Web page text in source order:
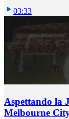
03:33
Aspettando la
Melbourne